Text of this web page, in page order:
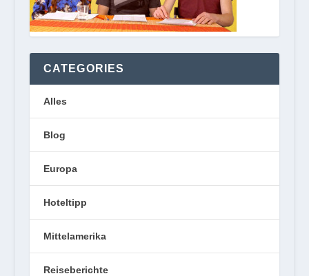
CATEGORIES
Alles
Blog
Europa
Hoteltipp
Mittelamerika
Reiseberichte